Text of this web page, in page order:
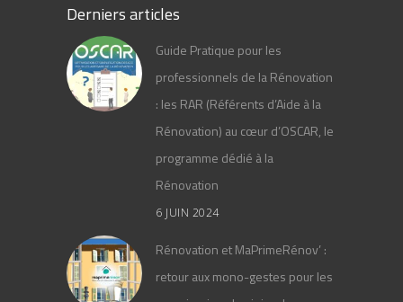
Derniers articles
Guide Pratique pour les
professionnels de la Rénovation
: les RAR (Référents d’Aide à la
Rénovation) au cœur d’OSCAR, le
programme dédié à la
Rénovation
6 JUIN 2024
Rénovation et MaPrimeRénov’ :
retour aux mono-gestes pour les